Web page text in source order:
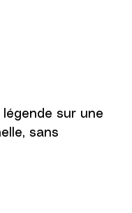
sur une
sans